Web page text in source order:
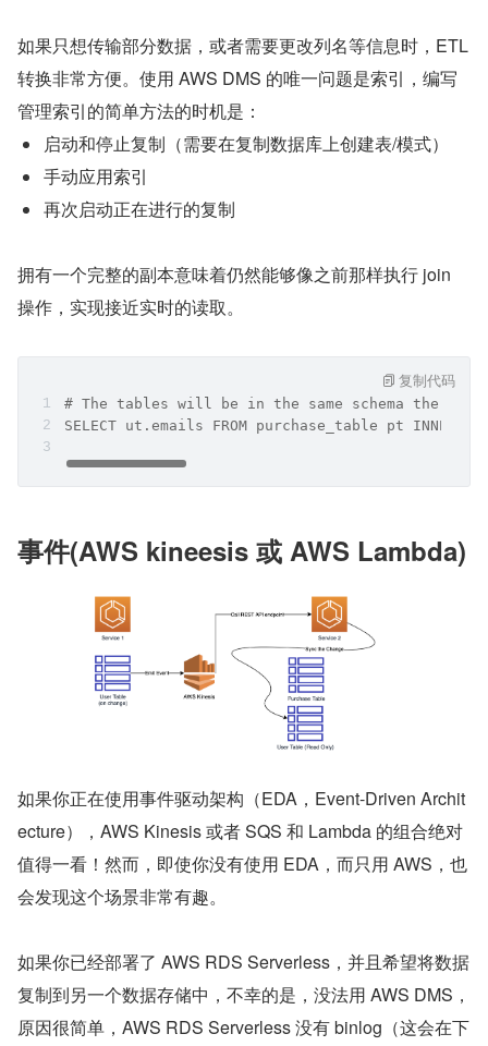
如果只想传输部分数据，或者需要更改列名等信息时，ETL
转换非常方便。使用 AWS DMS 的唯一问题是索引，编写
管理索引的简单方法的时机是：
启动和停止复制（需要在复制数据库上创建表/模式）
手动应用索引
再次启动正在进行的复制
拥有一个完整的副本意味着仍然能够像之前那样执行 join
操作，实现接近实时的读取。
# The tables will be in the same schema
SELECT ut.emails FROM purchase_table pt
复制代码
事件(AWS kineesis 或 AWS Lambda)
如果你正在使用事件驱动架构（EDA，Event-Driven Archit
ecture），AWS Kinesis 或者 SQS 和 Lambda 的组合绝对
值得一看！然而，即使你没有使用 EDA，而只用 AWS，也
会发现这个场景非常有趣。
如果你已经部署了 AWS RDS Serverless，并且希望将数据
复制到另一个数据存储中，不幸的是，没法用 AWS DMS，
原因很简单，AWS RDS Serverless 没有 binlog（这会在下